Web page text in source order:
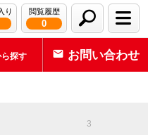
り 閲覧履歴
0
ら探す お問い合わせ